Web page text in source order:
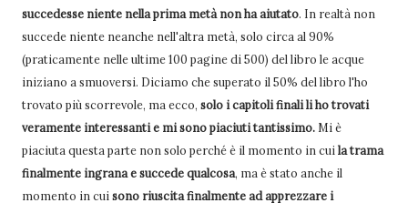
succedesse niente nella prima metà non ha aiutato. In realtà non
succede niente neanche nell'altra metà, solo circa al 90%
(praticamente nelle ultime 100 pagine di 500) del libro le acque
iniziano a smuoversi. Diciamo che superato il 50% del libro l'ho
trovato più scorrevole, ma ecco, solo i capitoli finali li ho trovati
veramente interessanti e mi sono piaciuti tantissimo.Mi è
piaciuta questa parte non solo perché è il momento in cuila trama
finalmente ingrana e succede qualcosa, ma è stato anche il
momento in cuisono riuscita finalmente ad apprezzare i